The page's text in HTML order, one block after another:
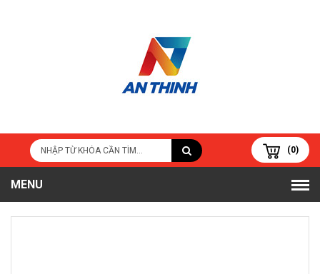
(0)
MENU